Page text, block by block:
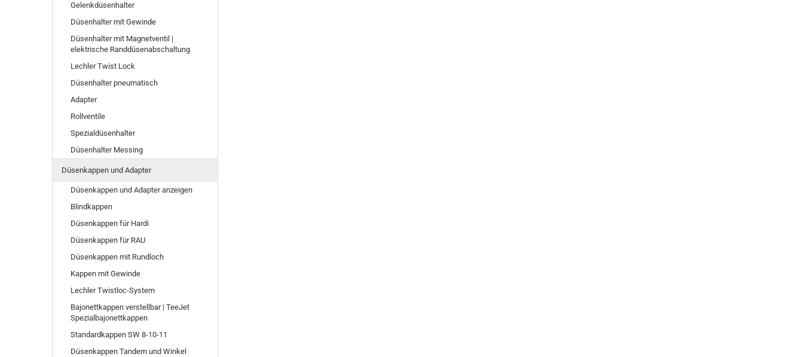
Gelenkdüsenhalter
Düsenhalter mit Gewinde
Düsenhalter mit Magnetventil |
elektrische Randdüsenabschaltung
Lechler Twist Lock
Düsenhalter pneumatisch
Adapter
Rollventile
Spezialdüsenhalter
Düsenhalter Messing
Düsenkappen und Adapter
Düsenkappen und Adapter anzeigen
Blindkappen
Düsenkappen für Hardi
Düsenkappen für RAU
Düsenkappen mit Rundloch
Kappen mit Gewinde
Lechler Twistloc-System
Bajonettkappen verstellbar | TeeJet
Spezialbajonettkappen
Standardkappen SW 8-10-11
Düsenkappen Tandem und Winkel